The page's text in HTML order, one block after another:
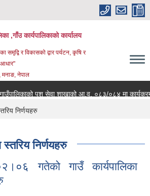
,गाँउ कार्यपालिकाको कार्यालय
समृद्वि र विकासको द्वार पर्यटन, कृषि र
मनाङ, नेपाल
पशु सेवा शाखाको आ.व. ०८३/०८४ मा कार्यक्रम
निर्णयहरु
स्तरिय निर्णयहरु
गतेको गाउँ कार्यपालिका